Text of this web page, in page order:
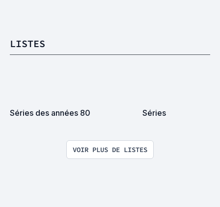
LISTES
Séries des années 80 Séries
VOIR PLUS DE LISTES